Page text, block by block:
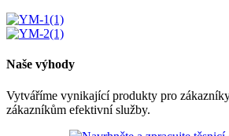
Naše výhody
Vytváříme vynikající produkty pro
zákazníkům efektivní služby.